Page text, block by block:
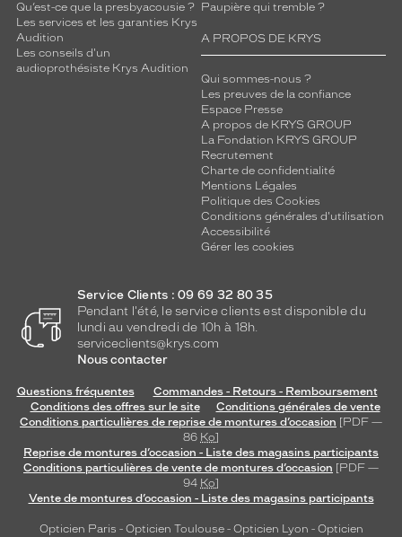
Qu’est-ce que la presbyacousie ?
Les services et les garanties Krys
Audition
Les conseils d'un
audioprothésiste Krys Audition
Paupière qui tremble ?
A PROPOS DE KRYS
Qui sommes-nous ?
Les preuves de la confiance
Espace Presse
A propos de KRYS GROUP
La Fondation KRYS GROUP
Recrutement
Charte de confidentialité
Mentions Légales
Politique des Cookies
Conditions générales d'utilisation
Accessibilité
Gérer les cookies
Service Clients : 09 69 32 80 35
Pendant l'été, le service clients est disponible du
lundi au vendredi de 10h à 18h.
serviceclients@krys.com
Nous contacter
Questions fréquentes
Commandes - Retours - Remboursement
Conditions des offres sur le site
Conditions générales de vente
Conditions particulières de reprise de montures d’occasion [PDF —
86 Ko]
Reprise de montures d’occasion - Liste des magasins participants
Conditions particulières de vente de montures d’occasion [PDF —
94 Ko]
Vente de montures d’occasion - Liste des magasins participants
Opticien Paris - Opticien Toulouse- Opticien Lyon - Opticien